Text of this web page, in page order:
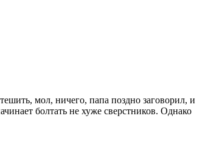
мол, ничего, папа поздно заговорил, и
болтать не хуже сверстников. Однако